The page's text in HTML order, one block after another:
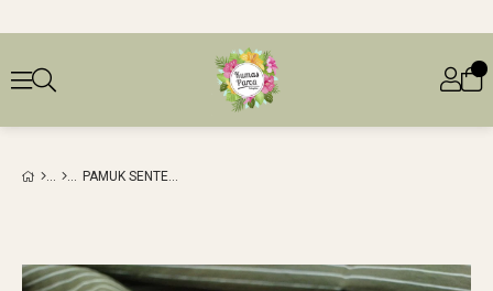
PAMUK SENTETIK DOKUMA YEŞIL EKRU ENINE ÇIZGILI (EN 140 CM X BOY 180 CM)